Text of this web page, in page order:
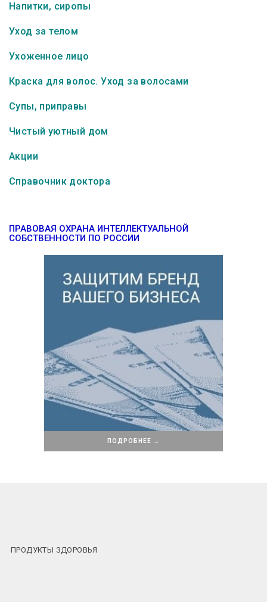
Напитки, сиропы
Уход за телом
Ухоженное лицо
Краска для волос. Уход за волосами
Супы, приправы
Чистый уютный дом
Акции
Справочник доктора
ПРАВОВАЯ ОХРАНА ИНТЕЛЛЕКТУАЛЬНОЙ
СОБСТВЕННОСТИ ПО РОССИИ
ПОДРОБНЕЕ →
ПРОДУКТЫ ЗДОРОВЬЯ